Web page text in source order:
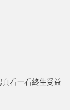
看一看終生受益